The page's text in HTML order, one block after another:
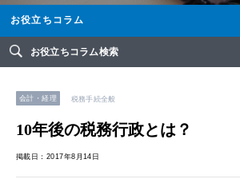
お役立ちコラム
お役立ちコラム検索
会計・経理 税務手続全般
10年後の税務行政とは？
掲載日：2017年8月14日